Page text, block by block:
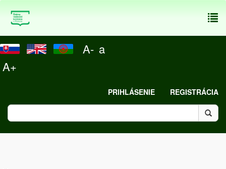
A- a
A+
PRIHLÁSENIE REGISTRÁCIA